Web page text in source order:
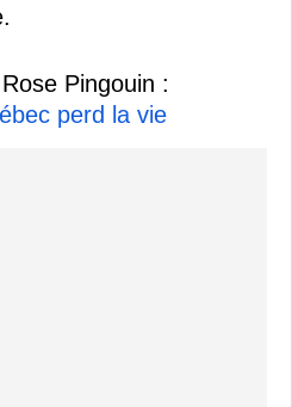
Pingouin :
perd la vie